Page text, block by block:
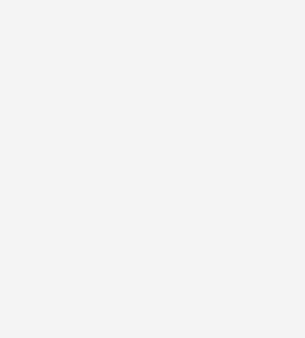
что касается каждого жителя